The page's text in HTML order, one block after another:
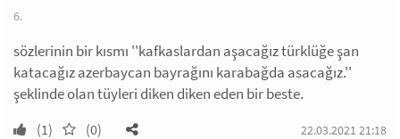
6.
sözlerinin bir kısmı ''kafkaslardan aşacağız türklüğe şan
katacağız azerbaycan bayrağını karabağda asacağız.''
şeklinde olan tüyleri diken diken eden bir beste.
(1) (0) 22.03.2021 21:18